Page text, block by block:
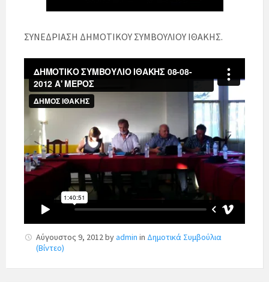
ΣΥΝΕΔΡΙΑΣΗ ΔΗΜΟΤΙΚΟΥ ΣΥΜΒΟΥΛΙΟΥ ΙΘΑΚΗΣ.
Αύγουστος 9, 2012byadmin in Δημοτικά Συμβούλια
(Βίντεο)